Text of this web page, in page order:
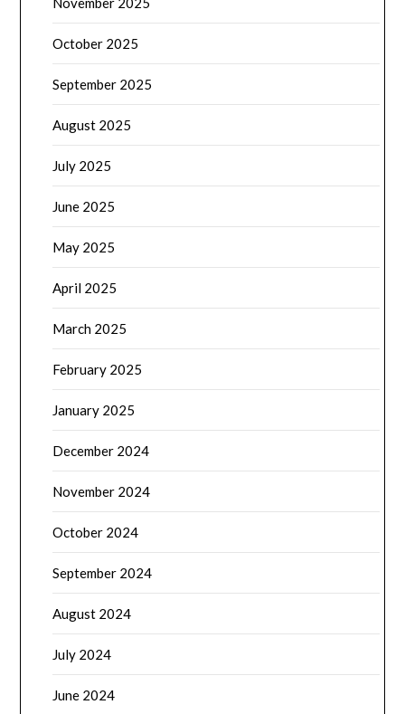
October 2025
September 2025
August 2025
July 2025
June 2025
May 2025
April 2025
March 2025
February 2025
January 2025
December 2024
November 2024
October 2024
September 2024
August 2024
July 2024
June 2024